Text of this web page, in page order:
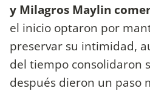
y Milagros Maylin
el inicio optaron por
preservar su intimidad,
del tiempo consolidaron
después dieron un paso